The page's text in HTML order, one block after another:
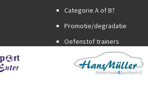
Categorie A of B?
Promotie/degradatie
Oefenstof trainers
Spelregels
Trainer worden?